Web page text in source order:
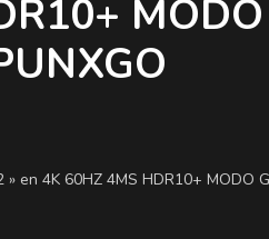
MODO
en 4K 60HZ 4MS HDR10+ MODO